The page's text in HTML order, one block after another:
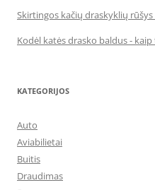
Skirtingos kačių draskyklių
Kodėl katės drasko baldus -
KATEGORIJOS
Auto
Aviabilietai
Buitis
Draudimas